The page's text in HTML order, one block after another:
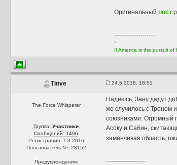
Оригинальный пост
--------------------
~
If America is the pursuit
Tinve 24.5.2018, 18:51
The Force Whisperer
Группа:Участники
Сообщений: 1496
Регистрация: 7.3.2016
Пользователь №: 28152
Предупреждения:
Надеюсь, Зану дадут
же случилось с Троном
союзниками. Огромный
Асоку и Сабин,
заманчивая область,
--------------------